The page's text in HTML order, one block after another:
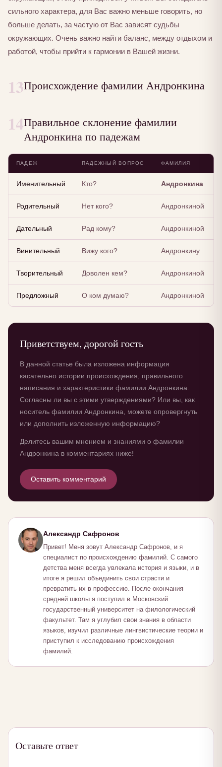
сильного характера, для Вас важно меньше говорить, но
больше делать, за частую от Вас зависят судьбы
окружающих. Очень важно найти баланс, между отдыхом и
работой, чтобы прийти к гармонии в Вашей жизни.
13Происхождение фамилии Андронкина
14Правильное склонение фамилии
Андронкина по падежам
ПАДЕЖ ПАДЕЖНЫЙ ВОПРОС ФАМИЛИЯ
Именительный Кто? Андронкина
Родительный Нет кого? Андронкиной
Дательный Рад кому? Андронкиной
Винительный Вижу кого? Андронкину
Творительный Доволен кем? Андронкиной
Предложный О ком думаю? Андронкиной
Приветствуем, дорогой гость
В данной статье была изложена информация
касательно истории происхождения, правильного
написания и характеристики фамилии Андронкина.
Согласны ли вы с этими утверждениями? Или вы, как
носитель фамилии Андронкина, можете опровергнуть
или дополнить изложенную информацию?
Делитесь вашим мнением и знаниями о фамилии
Андронкина в комментариях ниже!
Оставить комментарий
Александр Сафронов
Привет! Меня зовут Александр Сафронов, и я
специалист по происхождению фамилий. С самого
детства меня всегда увлекала история и языки, и в
итоге я решил объединить свои страсти и
превратить их в профессию. После окончания
средней школы я поступил в Московский
государственный университет на филологический
факультет. Там я углубил свои знания в области
языков, изучил различные лингвистические теории и
приступил к исследованию происхождения
фамилий.
Оставьте ответ